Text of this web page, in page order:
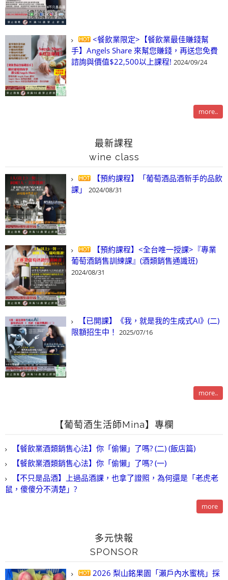
<餐飲業限定>【餐飲業最佳賺錢幫
手】Angels Share 來幫您賺錢，再送您免費
諮詢與價值$22,500以上課程! 2024/09/24
more..
最新課程
wine class
【預約課程】「葡萄酒品酒新手的品飲
課」
2024/08/31
【預約課程】<全台唯一授課>『專業
葡萄酒銷售訓練課』(酒類銷售通識班)
2024/08/31
【已開課】《我，就是我的生成式AI》(二)
限額招生中！ 2025/07/16
more..
【葡萄酒生活師Mina】專欄
【餐飲業酒類銷售心法】你「偷懶」了嗎? (二) (飯店篇)
【餐飲業酒類銷售心法】你「偷懶」了嗎? (一)
【不只是品酒】上過品酒課，也拿了證照，為何還是「老虎老
鼠，傻傻分不清楚」?
more
多元快報
SPONSOR
2026 梨山銘果園「瀨戶內水蜜桃」採